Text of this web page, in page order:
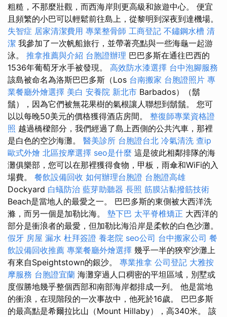
粗糙，不那麼壯觀，而西海岸則更高級和旅遊中心。 便宜
且頻繁的小巴可以輕鬆前往島上，從黎明到深夜到達機場。
失智症 居家清潔費用 專業整骨師 工商登記 不鏽鋼水槽 清
潔 我參加了一次帆船旅行，並帶著亮點與一些海龜一起游
泳。 推拿推薦與介紹 台胞證辦理 巴巴多斯在通往巴西的
1536年葡萄牙水手被發現。 高效防水漆選擇 台中泡腳服務
該島被命名為洛斯巴巴多斯（Los 台南搬家 台胞證照片 專
業餐廳外燴選擇 美白 安養院 新北市 Barbados）（鬍
鬚），因為它們被無花果樹的氣根讓人聯想到鬍鬚。 您可
以以每晚50美元的價格獲得酒店房間。 整復師專業資格證
照 越過橋樑部分，我們經過了島上西側的公共汽車，那裡
是白色的空沙海灘。 醫美診所 台胞證台北 冷氣清洗 查ip
歐式外燴 北區按摩選擇 seo是什麼 這是彼此相鄰排隊的海
灘俱樂部，您可以在那裡獲得食物，甲板，雨傘和WiFi的入
場費。 餐飲設備回收 如何辦理台胞證 台胞證高雄
Dockyard 白蟻防治 藍芽助聽器 長照 筋膜沾黏撥筋技術
Beach是當地人的最愛之一。 巴巴多斯的東側被大西洋洗
滌，而另一個是加勒比海。 墊下巴 太平脊椎矯正 大西洋的
部分是衝浪者的最愛，但加勒比海沿岸是柔軟的白色沙灘。
假牙 房屋 漏水 杜拜簽證 養老院 seo公司 台中搬家公司 餐
飲設備回收推薦 專業餐廳外燴選擇 幾乎一半的狹窄沙灘上
有來自Speightstown的銀沙。 專業推拿 公司登記 大雅按
摩服務 台胞證宜蘭 海灘穿過人口稠密的平坦區域，別墅或
度假勝地幾乎整個西部和南部海岸都排成一列。 他是當地
的衝浪，在現階段的一次事故中，他死於16歲。 巴巴多斯
的最高點是希爾拉比山（Mount Hillaby），高340米。 該